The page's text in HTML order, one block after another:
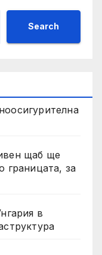
Search
щаб ще
границата, за
в